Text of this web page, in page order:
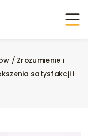
/ Zrozumienie i
satysfakcji i